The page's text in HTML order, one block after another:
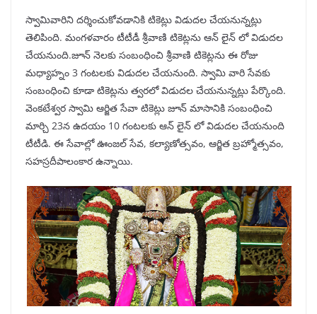
స్వామివారిని దర్శించుకోవడానికి టికెట్లు విడుదల చేయనున్నట్లు
తెలిపింది. మంగళవారం టీటీడీ శ్రీవాణి టికెట్లను ఆన్ లైన్ లో విడుదల
చేయనుంది.జూన్ నెలకు సంబంధించి శ్రీవాణి టికెట్లను ఈ రోజు
మధ్యాహ్నం 3 గంటలకు విడుదల చేయనుంది. స్వామి వారి సేవకు
సంబంధించి కూడా టికెట్లను త్వరలో విడుదల చేయనున్నట్లు పేర్కొంది.
వెంకటేశ్వర స్వామి ఆర్జిత సేవా టికెట్లు జూన్ మాసానికి సంబంధించి
మార్చి 23న ఉదయం 10 గంటలకు ఆన్ లైన్ లో విడుదల చేయనుంది
టీటీడి. ఈ సేవాల్లో ఊంజల్ సేవ, కల్యాణోత్సవం, ఆర్జిత బ్రహ్మోత్సవం,
సహస్రదీపాలంకార ఉన్నాయి.